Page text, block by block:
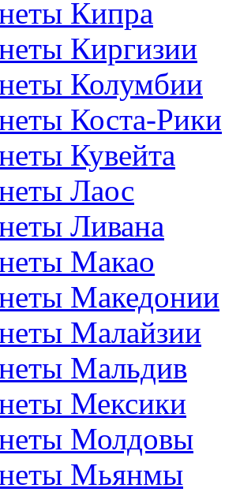
Кипра
Киргизии
Колумбии
Коста-Рики
Кувейта
Лаос
Ливана
Макао
Македонии
Малайзии
Мальдив
Мексики
Молдовы
Мьянмы